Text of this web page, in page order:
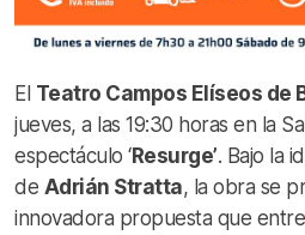
El Teatro Campos Elíseos de
jueves, a las 19:30 horas en la
espectáculo ‘Resurge’. Bajo la
de Adrián Stratta, la obra se
innovadora propuesta que